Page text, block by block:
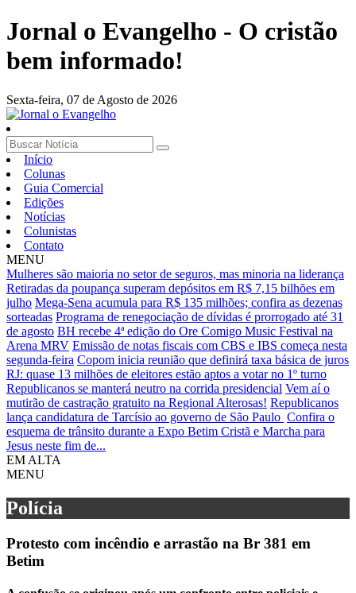
Jornal o Evangelho - O cristão
bem informado!
Sexta-feira, 07 de Agosto de 2026
Início
Colunas
Guia Comercial
Edições
Notícias
Colunistas
Contato
MENU
Mulheres são maioria no setor de seguros, mas minoria na liderança
Retiradas da poupança superam depósitos em R$ 7,15 bilhões em
julho Mega-Sena acumula para R$ 135 milhões; confira as dezenas
sorteadas Programa de renegociação de dívidas é prorrogado até 31
de agosto BH recebe 4ª edição do Ore Comigo Music Festival na
Arena MRV Emissão de notas fiscais com CBS e IBS começa nesta
segunda-feira Copom inicia reunião que definirá taxa básica de juros
RJ: quase 13 milhões de eleitores estão aptos a votar no 1º turno
Republicanos se manterá neutro na corrida presidencial Vem aí o
mutirão de castração gratuito na Regional Alterosas! Republicanos
lança candidatura de Tarcísio ao governo de São Paulo Confira o
esquema de trânsito durante a Expo Betim Cristã e Marcha para
Jesus neste fim de...
EM ALTA
MENU
Polícia
Protesto com incêndio e arrastão na Br 381 em
Betim